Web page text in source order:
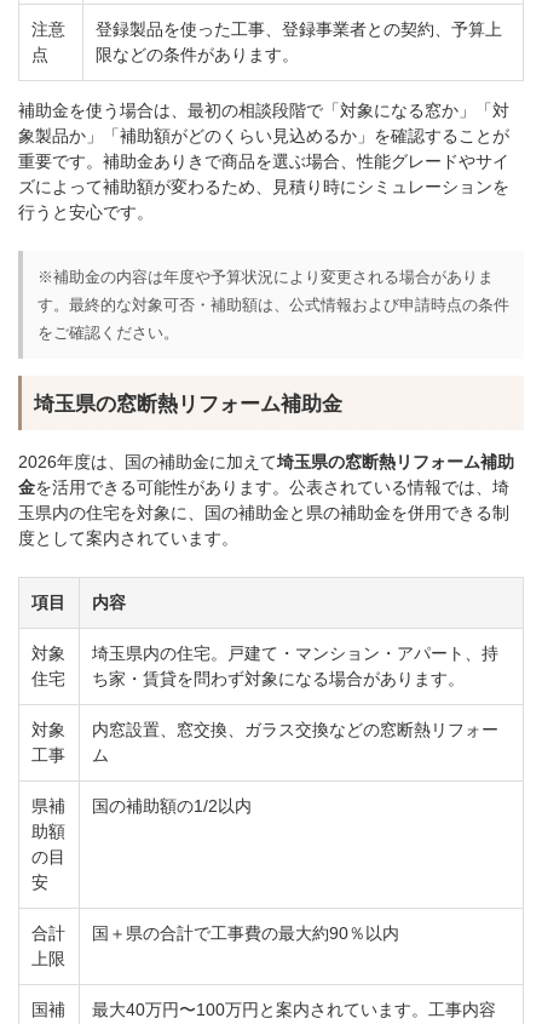
注意
点
登録製品を使った工事、登録事業者との契約、予算上
限などの条件があります。
補助金を使う場合は、最初の相談段階で「対象になる窓か」「対
象製品か」「補助額がどのくらい見込めるか」を確認することが
重要です。補助金ありきで商品を選ぶ場合、性能グレードやサイ
ズによって補助額が変わるため、見積り時にシミュレーションを
行うと安心です。
※補助金の内容は年度や予算状況により変更される場合がありま
す。最終的な対象可否・補助額は、公式情報および申請時点の条件
をご確認ください。
埼玉県の窓断熱リフォーム補助金
2026年度は、国の補助金に加えて埼玉県の窓断熱リフォーム補助
金を活用できる可能性があります。公表されている情報では、埼
玉県内の住宅を対象に、国の補助金と県の補助金を併用できる制
度として案内されています。
項目 内容
対象
住宅
埼玉県内の住宅。戸建て・マンション・アパート、持
ち家・賃貸を問わず対象になる場合があります。
対象
工事
内窓設置、窓交換、ガラス交換などの窓断熱リフォー
ム
県補
助額
の目
安
国の補助額の1/2以内
合計
上限
国＋県の合計で工事費の最大約90％以内
国補
最大40万円〜100万円と案内されています。工事内容